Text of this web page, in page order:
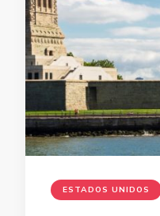
ESTADOS UNIDOS